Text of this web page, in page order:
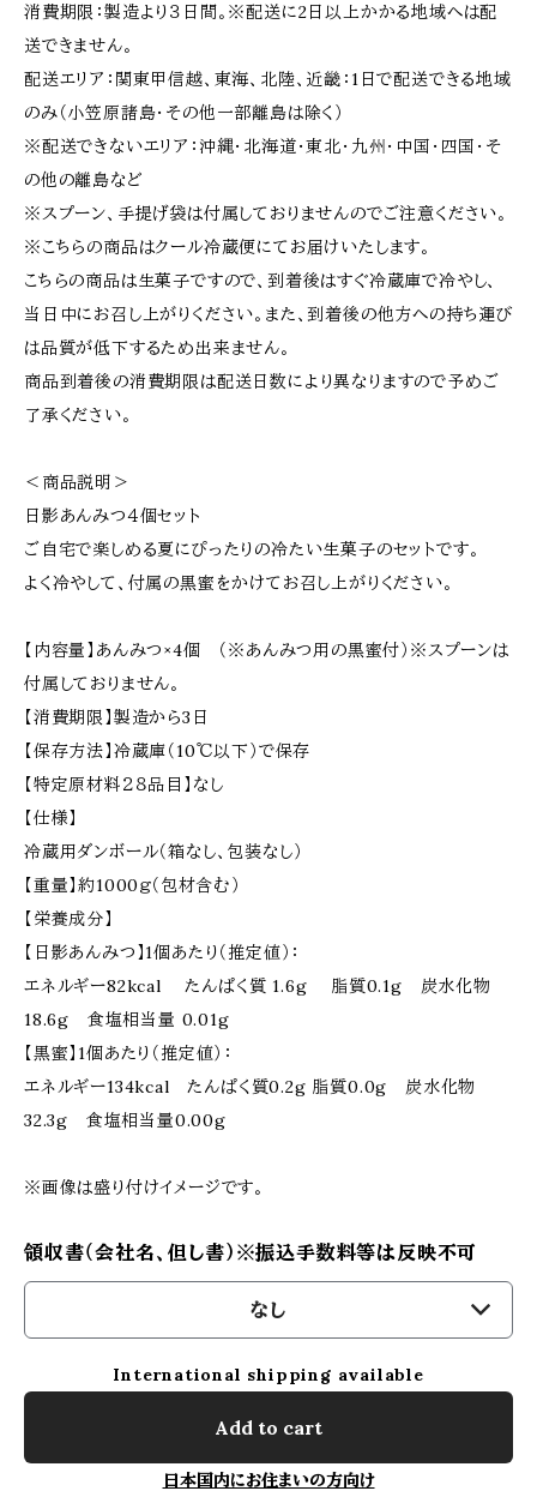
消費期限：製造より３日間。※配送に2日以上かかる地域へは配
送できません。
配送エリア：関東甲信越、東海、北陸、近畿：1日で配送できる地域
のみ（小笠原諸島・その他一部離島は除く）
※配送できないエリア：沖縄・北海道・東北・九州・中国・四国・そ
の他の離島など
※スプーン、手提げ袋は付属しておりませんのでご注意ください。
※こちらの商品はクール冷蔵便にてお届けいたします。
こちらの商品は生菓子ですので、到着後はすぐ冷蔵庫で冷やし、
当日中にお召し上がりください。また、到着後の他方への持ち運び
は品質が低下するため出来ません。
商品到着後の消費期限は配送日数により異なりますので予めご
了承ください。
＜商品説明＞
日影あんみつ４個セット
ご自宅で楽しめる夏にぴったりの冷たい生菓子のセットです。
よく冷やして、付属の黒蜜をかけてお召し上がりください。
【内容量】あんみつ×4個 （※あんみつ用の黒蜜付）※スプーンは
付属しておりません。
【消費期限】製造から3日
【保存方法】冷蔵庫（10℃以下）で保存
【特定原材料２８品目】なし
【仕様】
冷蔵用ダンボール（箱なし、包装なし）
【重量】約1000ｇ（包材含む）
【栄養成分】
【日影あんみつ】1個あたり（推定値）：
エネルギー82kcal たんぱく質 1.6g 脂質0.1g 炭水化物
18.6g 食塩相当量 0.01g
【黒蜜】1個あたり（推定値）：
エネルギー134kcal たんぱく質0.2g 脂質0.0g 炭水化物
32.3g 食塩相当量0.00g
※画像は盛り付けイメージです。
領収書（会社名、但し書）※振込手数料等は反映不可
なし
International shipping available
Add to cart
日本国内にお住まいの方向け